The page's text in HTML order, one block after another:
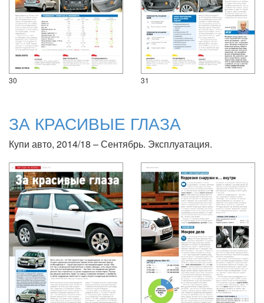
30 31
ЗА КРАСИВЫЕ ГЛАЗА
Купи авто, 2014/18 – Сентябрь. Эксплуатация.